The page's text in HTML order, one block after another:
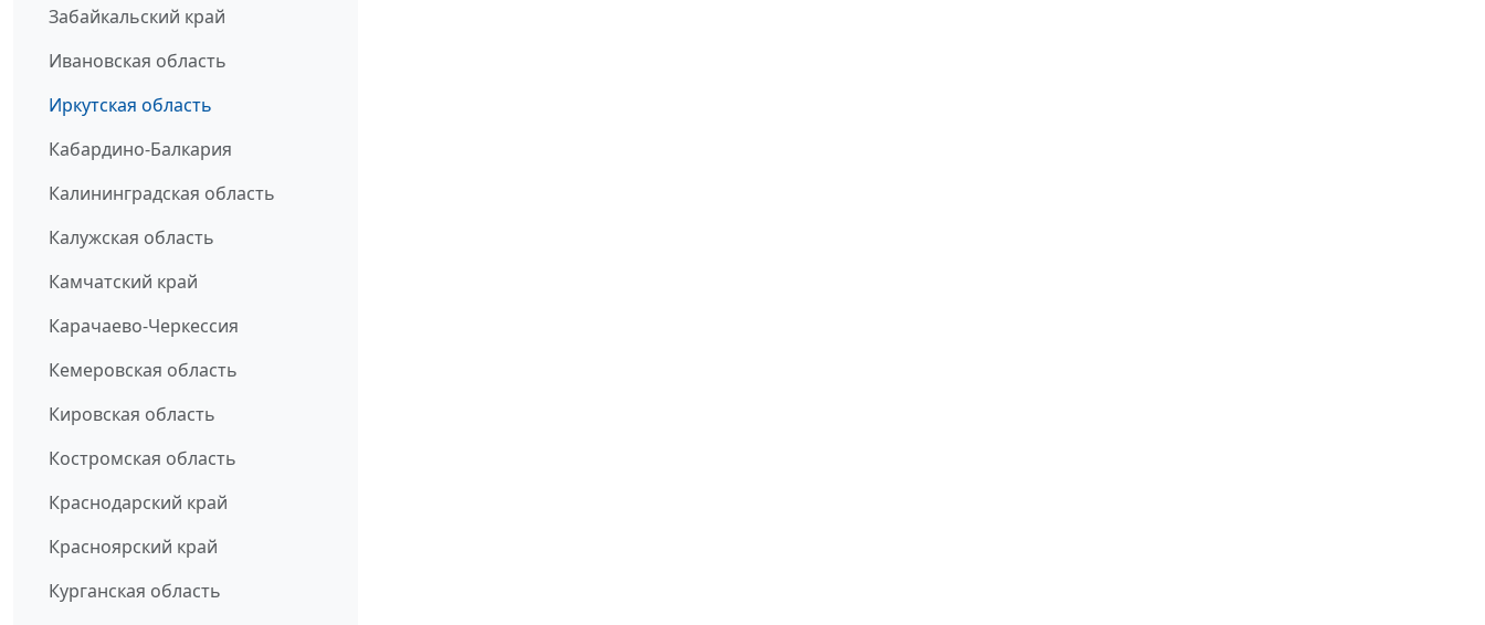
Забайкальский край
Ивановская область
Иркутская область
Кабардино-Балкария
Калининградская область
Калужская область
Камчатский край
Карачаево-Черкессия
Кемеровская область
Кировская область
Костромская область
Краснодарский край
Красноярский край
Курганская область